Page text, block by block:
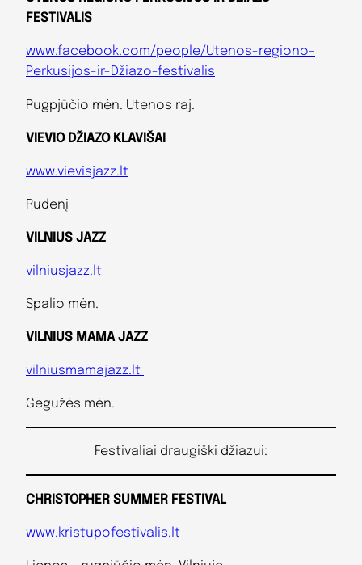
FESTIVALIS
www.facebook.com/people/Utenos-regiono-
Perkusijos-ir-Džiazo-festivalis
Rugpjūčio mėn. Utenos raj.
VIEVIO DŽIAZO KLAVIŠAI
www.vievisjazz.lt
Rudenį
VILNIUS JAZZ
vilniusjazz.lt
Spalio mėn.
VILNIUS MAMA JAZZ
vilniusmamajazz.lt
Gegužės mėn.
Festivaliai draugiški džiazui:
CHRISTOPHER SUMMER FESTIVAL
www.kristupofestivalis.lt